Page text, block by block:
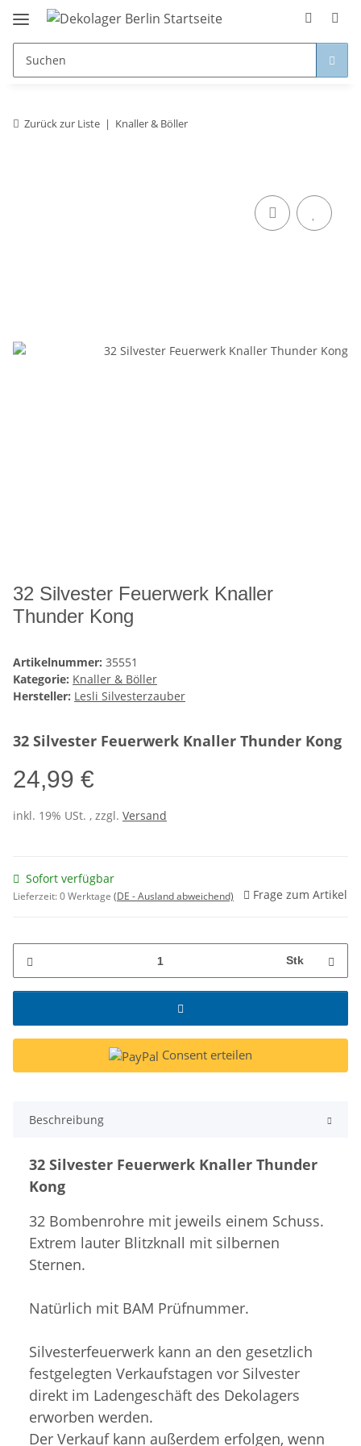
Zurück zur Liste Knaller & Böller
32 Silvester Feuerwerk Knaller
Thunder Kong
Artikelnummer: 35551
Kategorie: Knaller & Böller
Hersteller: Lesli Silvesterzauber
32 Silvester Feuerwerk Knaller Thunder Kong
24,99 €
inkl. 19% USt. , zzgl. Versand
Sofort verfügbar
Lieferzeit:0 Werktage (DE - Ausland abweichend) Frage zum Artikel
Stk
Consent erteilen
Beschreibung
32 Silvester Feuerwerk Knaller Thunder
Kong
32 Bombenrohre mit jeweils einem Schuss.
Extrem lauter Blitzknall mit silbernen
Sternen.
Natürlich mit BAM Prüfnummer.
Silvesterfeuerwerk kann an den gesetzlich
festgelegten Verkaufstagen vor Silvester
direkt im Ladengeschäft des Dekolagers
erworben werden.
Der Verkauf kann außerdem erfolgen, wenn